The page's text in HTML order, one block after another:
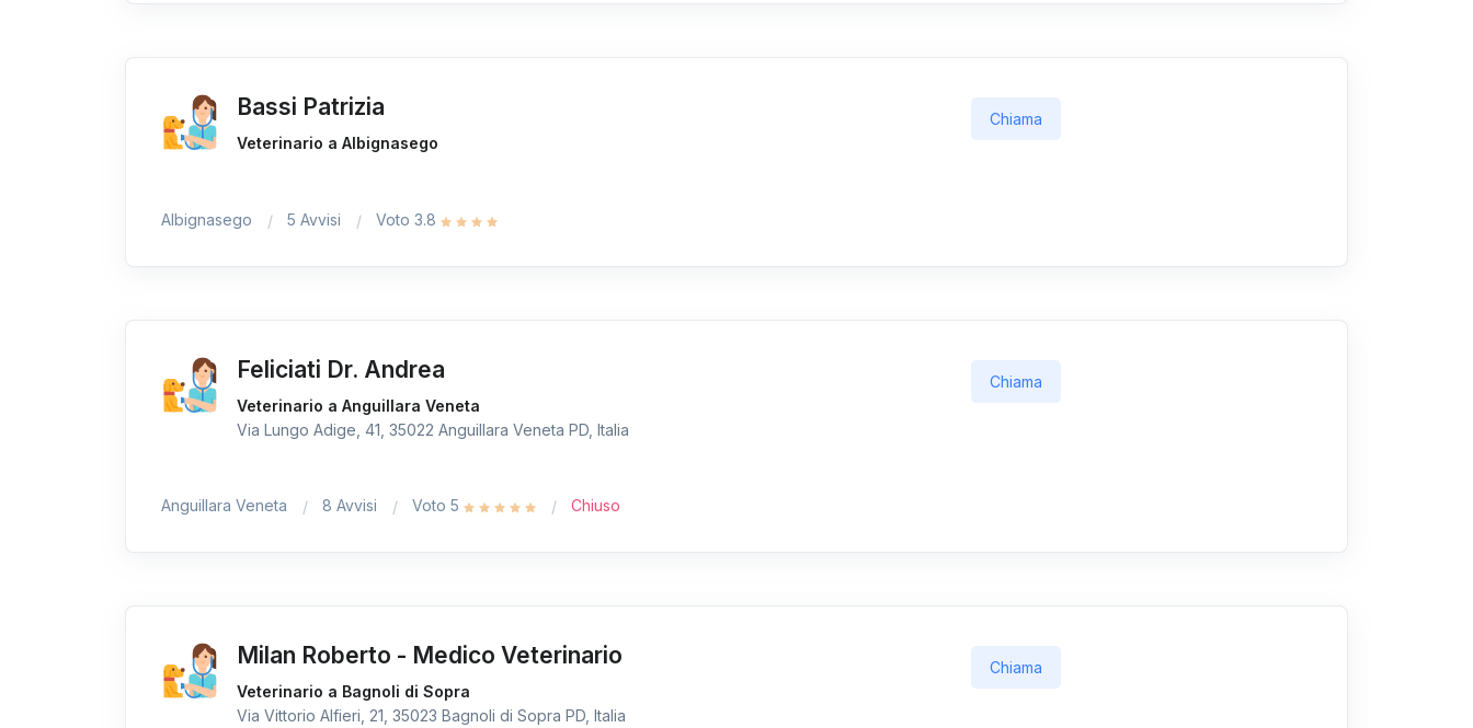
Bassi Patrizia
Veterinario a Albignasego
Chiama
Albignasego 5 Avvisi Voto 3.8
Feliciati Dr. Andrea
Veterinario a Anguillara Veneta
Via Lungo Adige, 41, 35022 Anguillara Veneta PD, Italia
Chiama
Anguillara Veneta 8 Avvisi Voto 5 Chiuso
Milan Roberto - Medico Veterinario
Veterinario a Bagnoli di Sopra
Via Vittorio Alfieri, 21, 35023 Bagnoli di Sopra PD, Italia
Chiama